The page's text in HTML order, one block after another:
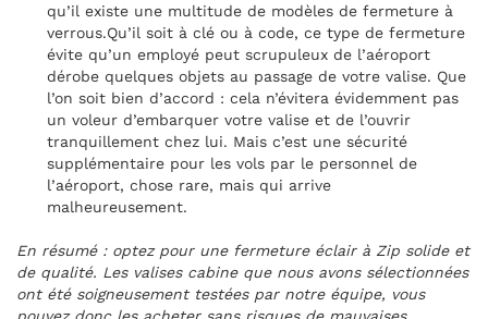
qu’il existe une multitude de modèles de fermeture à
verrous.Qu’il soit à clé ou à code, ce type de fermeture
évite qu’un employé peut scrupuleux de l’aéroport
dérobe quelques objets au passage de votre valise. Que
l’on soit bien d’accord : cela n’évitera évidemment pas
un voleur d’embarquer votre valise et de l’ouvrir
tranquillement chez lui. Mais c’est une sécurité
supplémentaire pour les vols par le personnel de
l’aéroport, chose rare, mais qui arrive
malheureusement.
En résumé : optez pour une fermeture éclair à Zip solide et
de qualité. Les valises cabine que nous avons sélectionnées
ont été soigneusement testées par notre équipe, vous
pouvez donc les acheter sans risques de mauvaises